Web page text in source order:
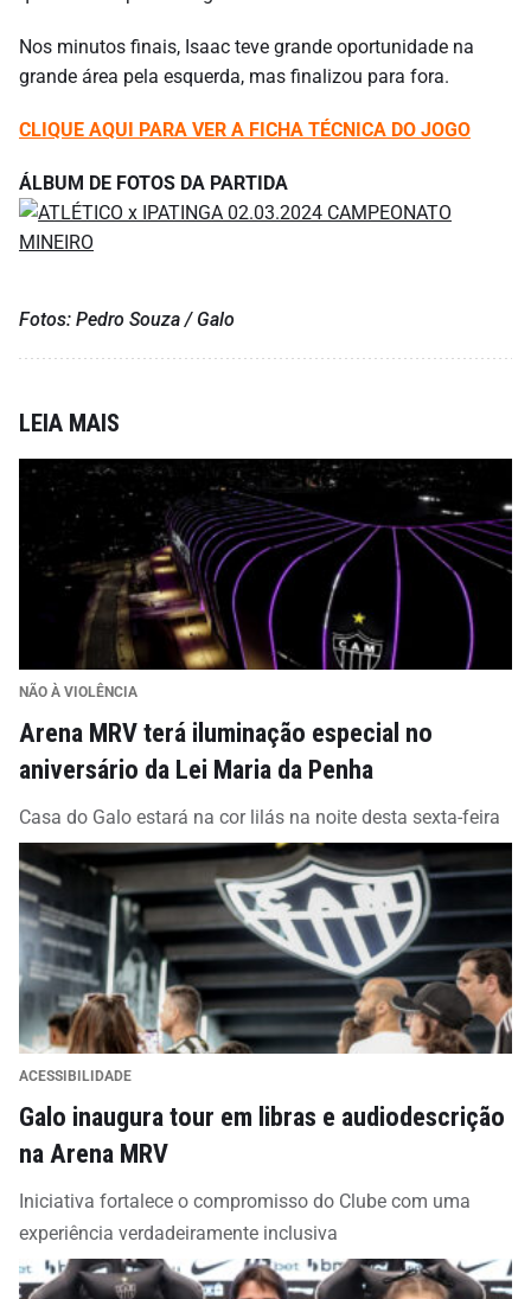
Nos minutos finais, Isaac teve grande oportunidade na
grande área pela esquerda, mas finalizou para fora.
CLIQUE AQUI PARA VER A FICHA TÉCNICA DO JOGO
ÁLBUM DE FOTOS DA PARTIDA
Fotos: Pedro Souza / Galo
LEIA MAIS
NÃO À VIOLÊNCIA
Arena MRV terá iluminação especial no
aniversário da Lei Maria da Penha
Casa do Galo estará na cor lilás na noite desta sexta-feira
ACESSIBILIDADE
Galo inaugura tour em libras e audiodescrição
na Arena MRV
Iniciativa fortalece o compromisso do Clube com uma
experiência verdadeiramente inclusiva